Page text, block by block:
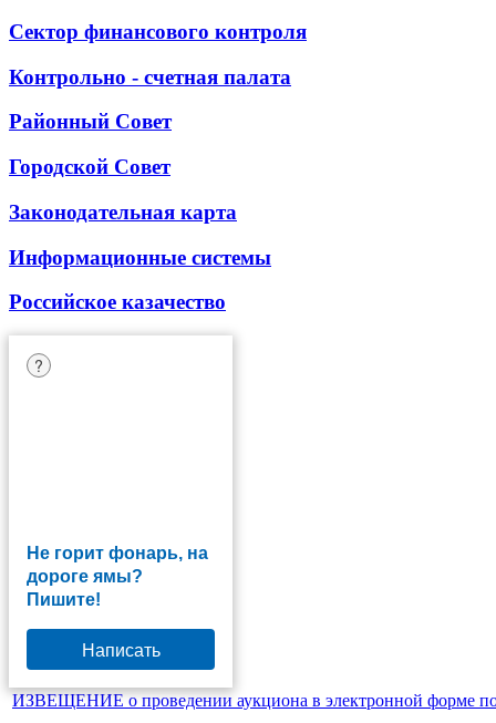
Сектор финансового контроля
Контрольно - счетная палата
Районный Совет
Городской Совет
Законодательная карта
Информационные системы
Российское казачество
Не горит фонарь, на
дороге ямы?
Пишите!
Написать
?
ИЗВЕЩЕНИЕ о проведении аукциона в электронной форме по